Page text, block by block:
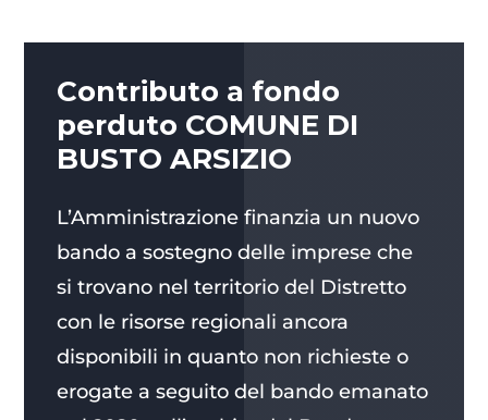
Contributo a fondo
perduto COMUNE DI
BUSTO ARSIZIO
L’Amministrazione finanzia un nuovo
bando a sostegno delle imprese che
si trovano nel territorio del Distretto
con le risorse regionali ancora
disponibili in quanto non richieste o
erogate a seguito del bando emanato